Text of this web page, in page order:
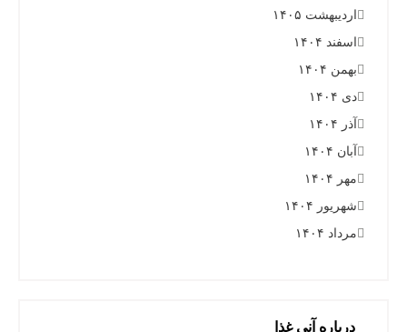
اردیبهشت ۱۴۰۵
اسفند ۱۴۰۴
بهمن ۱۴۰۴
دی ۱۴۰۴
آذر ۱۴۰۴
آبان ۱۴۰۴
مهر ۱۴۰۴
شهریور ۱۴۰۴
مرداد ۱۴۰۴
درباره آنی غذا